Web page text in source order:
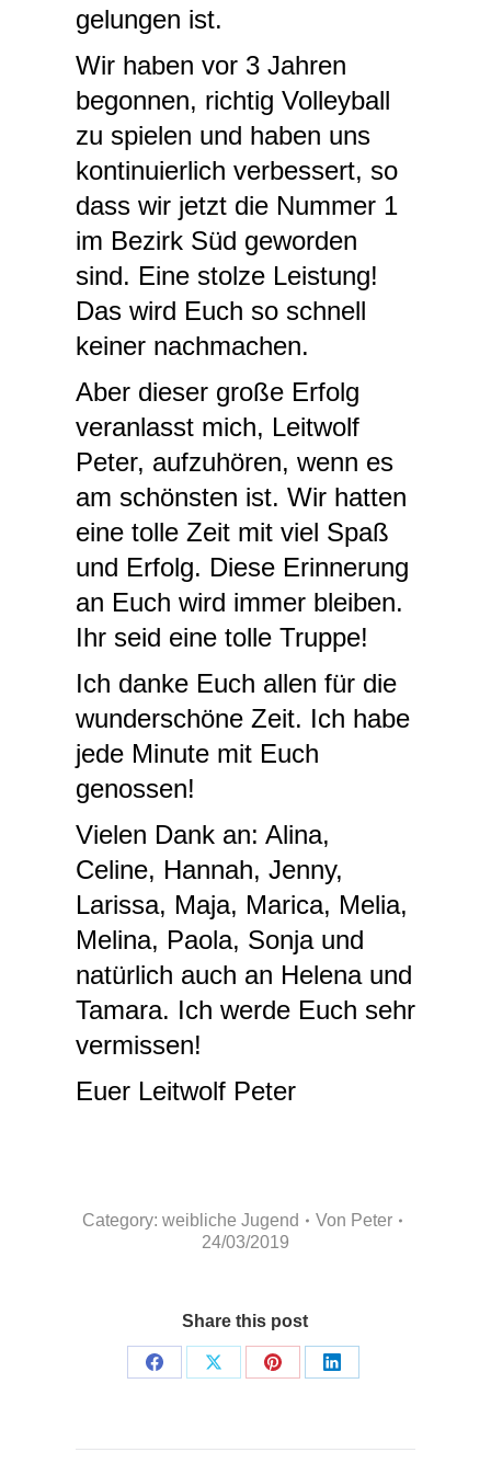
gelungen ist.
Wir haben vor 3 Jahren
begonnen, richtig Volleyball
zu spielen und haben uns
kontinuierlich verbessert, so
dass wir jetzt die Nummer 1
im Bezirk Süd geworden
sind. Eine stolze Leistung!
Das wird Euch so schnell
keiner nachmachen.
Aber dieser große Erfolg
veranlasst mich, Leitwolf
Peter, aufzuhören, wenn es
am schönsten ist. Wir hatten
eine tolle Zeit mit viel Spaß
und Erfolg. Diese Erinnerung
an Euch wird immer bleiben.
Ihr seid eine tolle Truppe!
Ich danke Euch allen für die
wunderschöne Zeit. Ich habe
jede Minute mit Euch
genossen!
Vielen Dank an: Alina,
Celine, Hannah, Jenny,
Larissa, Maja, Marica, Melia,
Melina, Paola, Sonja und
natürlich auch an Helena und
Tamara. Ich werde Euch sehr
vermissen!
Euer Leitwolf Peter
Category: weibliche Jugend Von Peter
24/03/2019
Share this post
Share
Share
Share
Share